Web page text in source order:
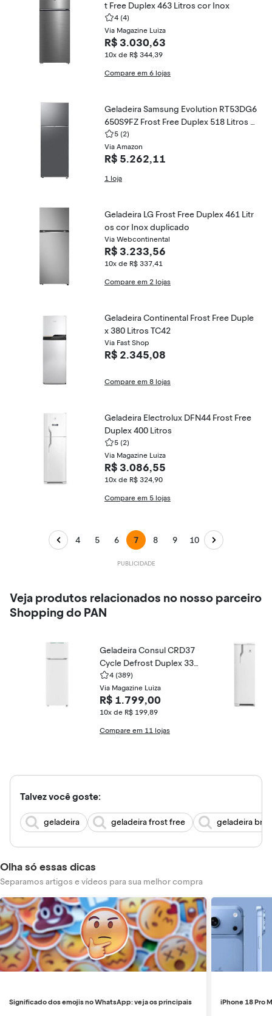
t Free Duplex 463 Litros cor Inox
4 (4)
Via Magazine Luiza
R$ 3.030,63
10x de R$ 344,39
Compare em 6 lojas
Geladeira Samsung Evolution RT53DG6
650S9FZ Frost Free Duplex 518 Litros c
or Inox
5 (2)
Via Amazon
R$ 5.262,11
1 loja
Geladeira LG Frost Free Duplex 461 Litr
os cor Inox duplicado
Via Webcontinental
R$ 3.233,56
10x de R$ 337,41
Compare em 2 lojas
Geladeira Continental Frost Free Duple
x 380 Litros TC42
Via Fast Shop
R$ 2.345,08
Compare em 8 lojas
Geladeira Electrolux DFN44 Frost Free
Duplex 400 Litros
5 (2)
Via Magazine Luiza
R$ 3.086,55
10x de R$ 324,90
Compare em 5 lojas
4 5 6 7 8 9 10
Veja produtos relacionados no nosso parceiro
Shopping do PAN
Geladeira Consul CRD37
Cycle Defrost Duplex 334
Litros
4 (389)
Via Magazine Luiza
R$ 1.799,00
10x de R$ 199,89
Compare em 11 lojas
Talvez você goste:
geladeira geladeira frost free geladeira
Olha só essas dicas
Separamos artigos e vídeos para sua melhor compra
Significado dos emojis no WhatsApp: veja os principais iPhone 18 Pro